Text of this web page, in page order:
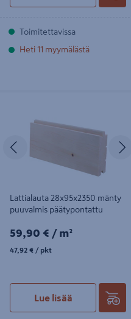
Toimitettavissa
Heti 11 myymälästä
Lattialauta 28x95x2350 mänty
puuvalmis päätypontattu
59,90€/m²
59,90 € / m²
47,92€/pkt
47,92 € / pkt
Lue lisää